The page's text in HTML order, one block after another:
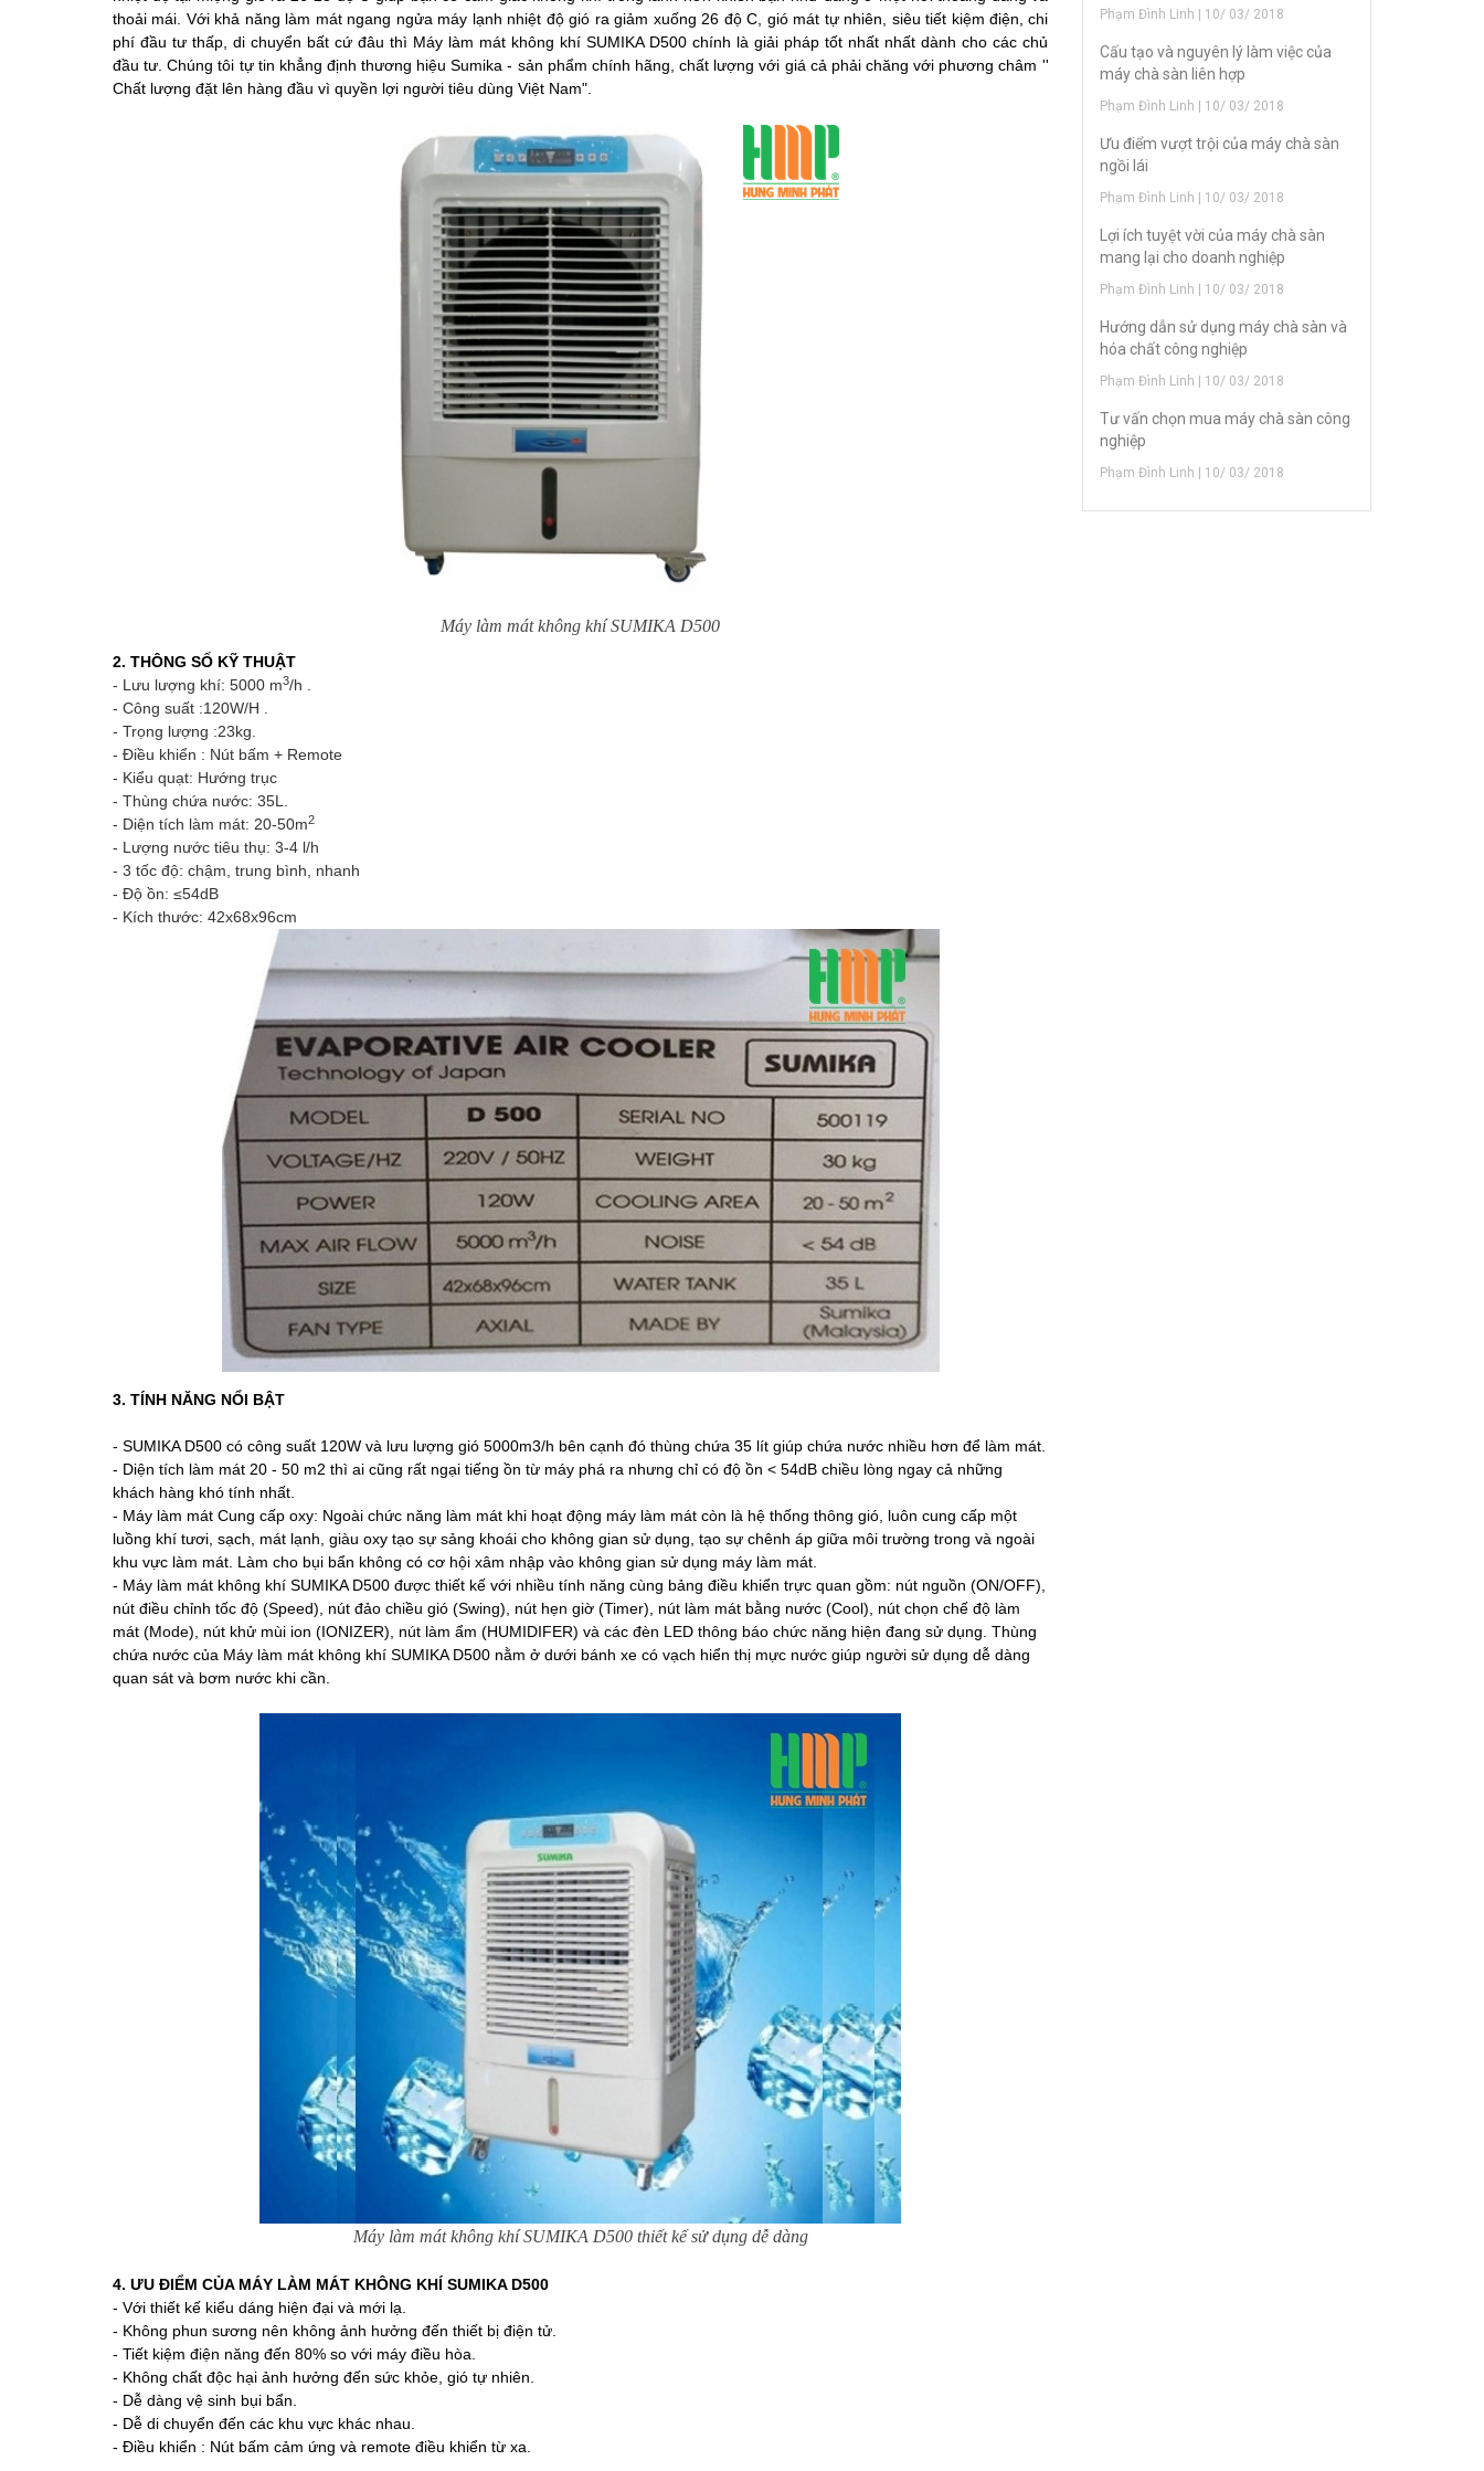
thoải mái. Với khả năng làm mát ngang ngửa máy lạnh nhiệt độ gió ra giảm xuống 26 độ C, gió mát tự nhiên, siêu tiết kiệm điện, chi
phí đầu tư thấp, di chuyển bất cứ đâu thì Máy làm mát không khí SUMIKA D500 chính là giải pháp tốt nhất nhất dành cho các chủ
đầu tư. Chúng tôi tự tin khẳng định thương hiệu Sumika - sản phẩm chính hãng, chất lượng với giá cả phải chăng với phương châm ''
Chất lượng đặt lên hàng đầu vì quyền lợi người tiêu dùng Việt Nam".
Máy làm mát không khí SUMIKA D500
2. THÔNG SỐ KỸ THUẬT
- Lưu lượng khí: 5000 m3/h .
- Công suất :120W/H .
- Trọng lượng :23kg.
- Điều khiển : Nút bấm + Remote
- Kiểu quạt: Hướng trục
- Thùng chứa nước: 35L.
- Diện tích làm mát: 20-50m2
- Lượng nước tiêu thụ: 3-4 l/h
- 3 tốc độ: chậm, trung bình, nhanh
- Độ ồn: ≤54dB
- Kích thước: 42x68x96cm
3. TÍNH NĂNG NỔI BẬT
- SUMIKA D500 có công suất 120W và lưu lượng gió 5000m3/h bên cạnh đó thùng chứa 35 lít giúp chứa nước nhiều hơn để làm mát.
- Diện tích làm mát 20 - 50 m2 thì ai cũng rất ngại tiếng ồn từ máy phá ra nhưng chỉ có độ ồn < 54dB chiều lòng ngay cả những
khách hàng khó tính nhất.
- Máy làm mát Cung cấp oxy: Ngoài chức năng làm mát khi hoạt động máy làm mát còn là hệ thống thông gió, luôn cung cấp một
luồng khí tươi, sạch, mát lạnh, giàu oxy tạo sự sảng khoái cho không gian sử dụng, tạo sự chênh áp giữa môi trường trong và ngoài
khu vực làm mát. Làm cho bụi bẩn không có cơ hội xâm nhập vào không gian sử dụng máy làm mát.
- Máy làm mát không khí SUMIKA D500 được thiết kế với nhiều tính năng cùng bảng điều khiển trực quan gồm: nút nguồn (ON/OFF),
nút điều chỉnh tốc độ (Speed), nút đảo chiều gió (Swing), nút hẹn giờ (Timer), nút làm mát bằng nước (Cool), nút chọn chế độ làm
mát (Mode), nút khử mùi ion (IONIZER), nút làm ẩm (HUMIDIFER) và các đèn LED thông báo chức năng hiện đang sử dụng. Thùng
chứa nước của Máy làm mát không khí SUMIKA D500 nằm ở dưới bánh xe có vạch hiển thị mực nước giúp người sử dụng dễ dàng
quan sát và bơm nước khi cần.
Máy làm mát không khí SUMIKA D500 thiết kế sử dụng dễ dàng
4. ƯU ĐIỂM CỦA MÁY LÀM MÁT KHÔNG KHÍ SUMIKA D500
- Với thiết kế kiểu dáng hiện đại và mới lạ.
- Không phun sương nên không ảnh hưởng đến thiết bị điện tử.
- Tiết kiệm điện năng đến 80% so với máy điều hòa.
- Không chất độc hại ảnh hưởng đến sức khỏe, gió tự nhiên.
- Dễ dàng vệ sinh bụi bẩn.
- Dễ di chuyển đến các khu vực khác nhau.
- Điều khiển : Nút bấm cảm ứng và remote điều khiển từ xa.
Phạm Đình Linh | 10/ 03/ 2018
Cấu tạo và nguyên lý làm việc của
máy chà sàn liên hợp
Phạm Đình Linh | 10/ 03/ 2018
Ưu điểm vượt trội của máy chà sàn
ngồi lái
Phạm Đình Linh | 10/ 03/ 2018
Lợi ích tuyệt vời của máy chà sàn
mang lại cho doanh nghiệp
Phạm Đình Linh | 10/ 03/ 2018
Hướng dẫn sử dụng máy chà sàn và
hóa chất công nghiệp
Phạm Đình Linh | 10/ 03/ 2018
Tư vấn chọn mua máy chà sàn công
nghiệp
Phạm Đình Linh | 10/ 03/ 2018